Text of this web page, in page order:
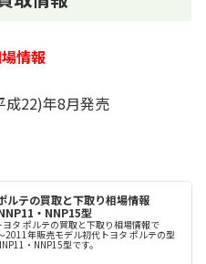
情報
成22)年8月発売
ルテの買取と下取り相場情報
・NNP15型
ヨタ ポルテの買取と下取り相場情報で
2011年販売モデル初代トヨタ ポルテの型
・NNP15型です。